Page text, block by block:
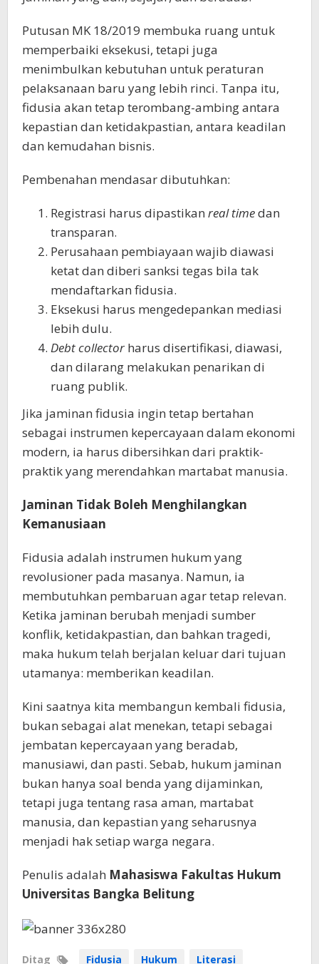
Putusan MK 18/2019 membuka ruang untuk
memperbaiki eksekusi, tetapi juga
menimbulkan kebutuhan untuk peraturan
pelaksanaan baru yang lebih rinci. Tanpa itu,
fidusia akan tetap terombang-ambing antara
kepastian dan ketidakpastian, antara keadilan
dan kemudahan bisnis.
Pembenahan mendasar dibutuhkan:
Registrasi harus dipastikan real timedan
transparan.
Perusahaan pembiayaan wajib diawasi
ketat dan diberi sanksi tegas bila tak
mendaftarkan fidusia.
Eksekusi harus mengedepankan mediasi
lebih dulu.
Debt collector harus disertifikasi, diawasi,
dan dilarang melakukan penarikan di
ruang publik.
Jika jaminan fidusia ingin tetap bertahan
sebagai instrumen kepercayaan dalam ekonomi
modern, ia harus dibersihkan dari praktik-
praktik yang merendahkan martabat manusia.
Jaminan Tidak Boleh Menghilangkan
Kemanusiaan
Fidusia adalah instrumen hukum yang
revolusioner pada masanya. Namun, ia
membutuhkan pembaruan agar tetap relevan.
Ketika jaminan berubah menjadi sumber
konflik, ketidakpastian, dan bahkan tragedi,
maka hukum telah berjalan keluar dari tujuan
utamanya: memberikan keadilan.
Kini saatnya kita membangun kembali fidusia,
bukan sebagai alat menekan, tetapi sebagai
jembatan kepercayaan yang beradab,
manusiawi, dan pasti. Sebab, hukum jaminan
bukan hanya soal benda yang dijaminkan,
tetapi juga tentang rasa aman, martabat
manusia, dan kepastian yang seharusnya
menjadi hak setiap warga negara.
Penulis adalah Mahasiswa Fakultas Hukum
Universitas Bangka Belitung
Ditag Fidusia Hukum Literasi